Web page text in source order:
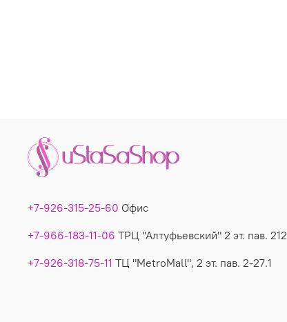
+7-926-315-25-60 Офис
+7-966-183-11-06 ТРЦ "Алтуфьевский" 2 эт. пав. 212
+7-926-318-75-11 ТЦ "MetroMall", 2 эт. пав. 2-27.1